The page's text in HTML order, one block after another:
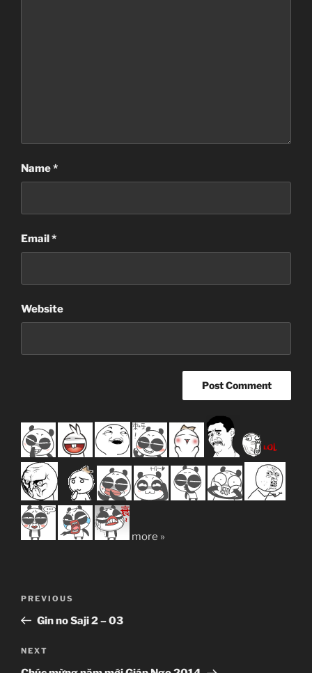
Name*
Email*
Website
more »
Previous
Post
PREVIOUS
Gin no Saji 2 – 03
Next
Post
NEXT